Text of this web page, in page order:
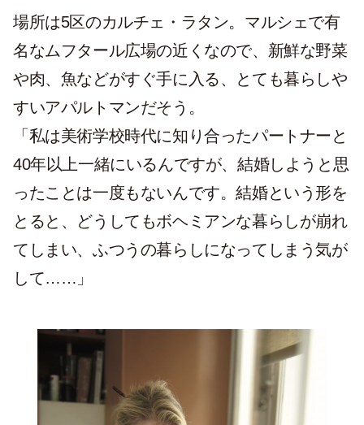
場所は5区のカルチェ・ラタン。マルシェで有
名なムフタール広場の近くなので、新鮮な野菜
や肉、魚などがすぐ手に入る、とても暮らしや
すいアパルトマンだそう。
「私は美術学校時代に知り合ったパートナーと
40年以上一緒にいるんですが、結婚しようと思
ったことは一度もないんです。結婚という形を
とると、どうしてもボヘミアンな暮らしが崩れ
てしまい、ふつうの暮らしになってしまう気が
して……」